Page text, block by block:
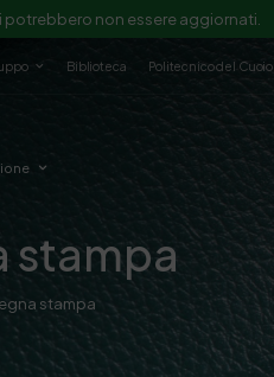
non essere aggiornati.
Biblioteca Politecnico del Cuoio
stampa
stampa